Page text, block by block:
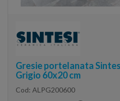
Gresie portelanata
Grigio 60x20 cm
Cod: ALPG200600